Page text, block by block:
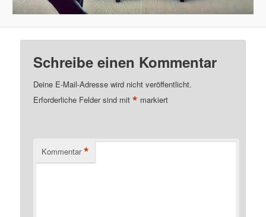
Schreibe einen Kommentar
Deine E-Mail-Adresse wird nicht veröffentlicht.
Erforderliche Felder sind mit* markiert
Kommentar *